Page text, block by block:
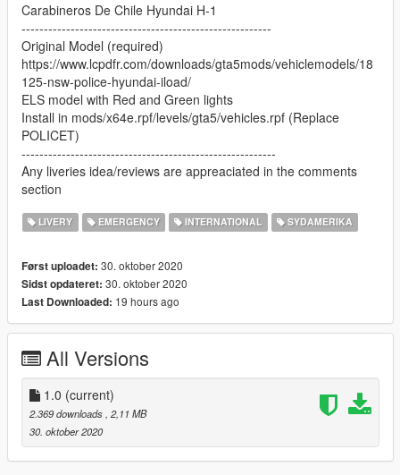
Carabineros De Chile Hyundai H-1
--------------------------------------------------------
Original Model (required)
https://www.lcpdfr.com/downloads/gta5mods/vehiclemodels/18
125-nsw-police-hyundai-iload/
ELS model with Red and Green lights
Install in mods/x64e.rpf/levels/gta5/vehicles.rpf (Replace
POLICET)
---------------------------------------------------------
Any liveries idea/reviews are appreaciated in the comments
section
LIVERY EMERGENCY INTERNATIONAL SYDAMERIKA
Først uploadet: 30. oktober 2020
Sidst opdateret: 30. oktober 2020
Last Downloaded: 19 hours ago
All Versions
1.0 (current)
2.369 downloads, 2,11 MB
30. oktober 2020